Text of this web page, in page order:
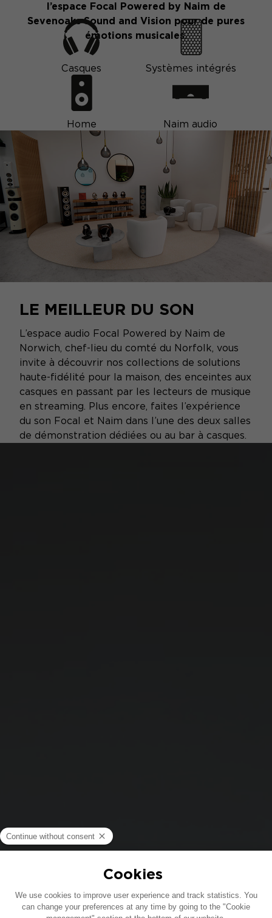
l’espace Focal Powered by Naim de
Sevenoaks Sound and Vision pour de pures
émotions musicales.
Casques Systèmes intégrés
Home Naim audio
LE MEILLEUR DU SON
L’espace audio Focal Powered by Naim de
Norwich, chef-lieu du comté du Norfolk, vous
invite à découvrir nos collections de solutions
haute-fidélité pour la maison, des enceintes aux
casques en passant par les lecteurs de musique
en streaming. Plus encore, faites l’expérience
du son Focal et Naim dans l’une des deux salles
de démonstration dédiées ou au bar à casques.